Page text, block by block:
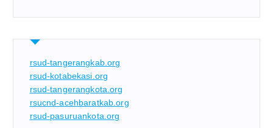
rsud-tangerangkab.org
rsud-kotabekasi.org
rsud-tangerangkota.org
rsucnd-acehbaratkab.org
rsud-pasuruankota.org